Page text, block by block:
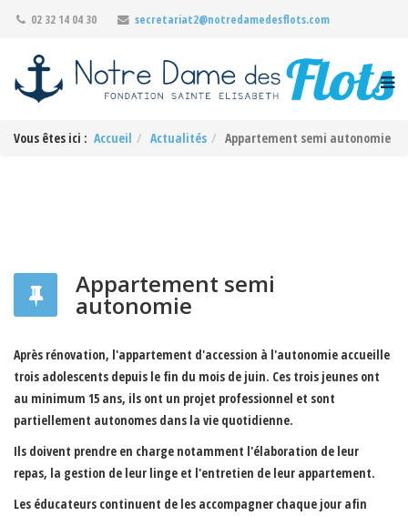
02 32 14 04 30 secretariat2@notredamedesflots.com
Vous êtes ici : Accueil Actualités Appartement semi autonomie
Appartement semi
autonomie
Après rénovation, l'appartement d'accession à l'autonomie accueille
trois adolescents depuis le fin du mois de juin. Ces trois jeunes ont
au minimum 15 ans, ils ont un projet professionnel et sont
partiellement autonomes dans la vie quotidienne.
Ils doivent prendre en charge notamment l'élaboration de leur
repas, la gestion de leur linge et l'entretien de leur appartement.
Les éducateurs continuent de les accompagner chaque jour afin